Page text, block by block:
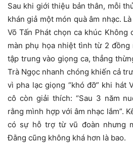
Sau khi giới thiệu bản thân, mỗi
khán giả một món quà âm nhạc.
Võ Tấn Phát chọn ca khúc Không
màn phụ họa nhiệt tình từ 2 đồng
tập trung vào giọng ca, thẳng
Trà Ngọc nhanh chóng khiến cả
vì pha lạc giọng “khó đỡ” khi hát
cô còn giải thích: “Sau 3 năm
rằng mình hợp với âm nhạc lắm”.
có sự hỗ trợ từ vũ đoàn nhưng
Đằng cũng không khá hơn là bao.